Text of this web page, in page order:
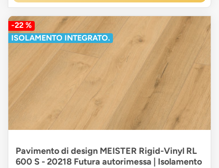
-22 %
ISOLAMENTO INTEGRATO.
Pavimento di design MEISTER Rigid-Vinyl RL
600 S - 20218 Futura autorimessa | Isolamento